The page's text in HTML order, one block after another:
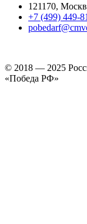
121170,
+7 (499) 449-
© 2018 — 2025
«Победа РФ»